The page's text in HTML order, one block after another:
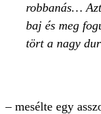
robbanás…
baj és meg
tört a nagy
– mesélte egy